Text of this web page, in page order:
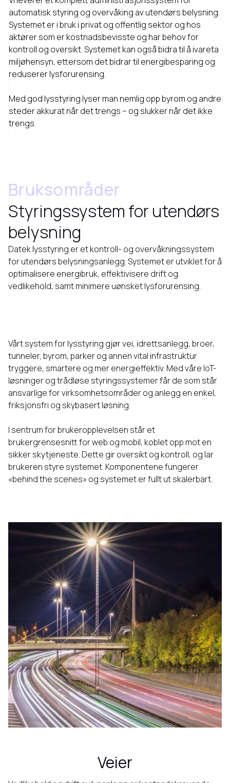
automatisk styring og overvåking av utendørs belysning.
Systemet er i bruk i privat og offentlig sektor og hos
aktører som er kostnadsbevisste og har behov for
kontroll og oversikt. Systemet kan også bidra til å ivareta
miljøhensyn, ettersom det bidrar til energibesparing og
reduserer lysforurensing.
Med god lysstyring lyser man nemlig opp byrom og andre
steder akkurat når det trengs – og slukker når det ikke
trengs.
Bruksområder
Styringssystem for utendørs
belysning
Datek lysstyring er et kontroll- og overvåkningssystem
for utendørs belysningsanlegg. Systemet er utviklet for å
optimalisere energibruk, effektivisere drift og
vedlikehold, samt minimere uønsket lysforurensing.
Vårt system for lysstyring gjør vei, idrettsanlegg, broer,
tunneler, byrom, parker og annen vital infrastruktur
tryggere, smartere og mer energieffektiv. Med våre IoT-
løsninger og trådløse styringssystemer får de som står
ansvarlige for virksomhetsområder og anlegg en enkel,
friksjonsfri og skybasert løsning.
I sentrum for brukeropplevelsen står et
brukergrensesnitt for web og mobil, koblet opp mot en
sikker skytjeneste. Dette gir oversikt og kontroll, og lar
brukeren styre systemet. Komponentene fungerer
«behind the scenes» og systemet er fullt ut skalerbart.
Veier